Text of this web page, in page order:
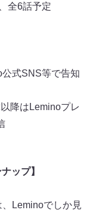
全6話予定
式SNS等で告知
降はLeminoプレ
ップ】
Leminoでしか見